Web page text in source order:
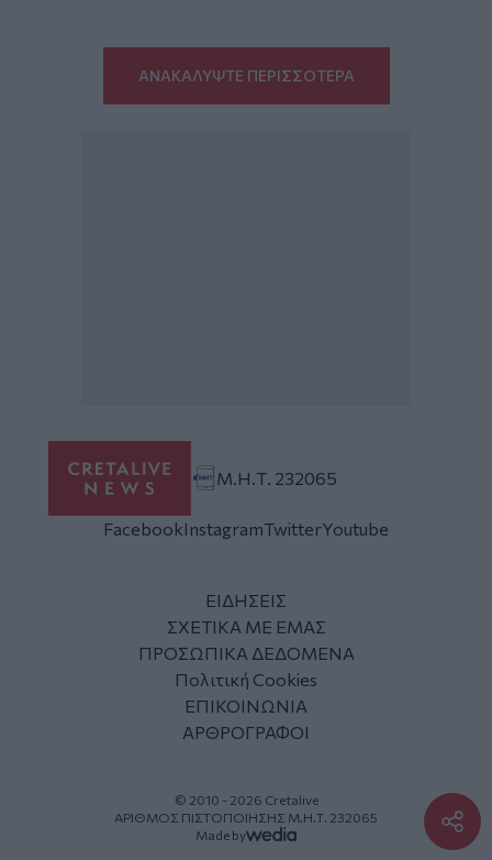
ΑΝΑΚΑΛΥΨΤΕ ΠΕΡΙΣΣΟΤΕΡΑ
Μ.Η.Τ. 232065
FacebookInstagramTwitterYoutube
ΕΙΔΗΣΕΙΣ
ΣΧΕΤΙΚΑ ΜΕ ΕΜΑΣ
ΠΡΟΣΩΠΙΚΑ ΔΕΔΟΜΕΝΑ
Πολιτική Cookies
ΕΠΙΚΟΙΝΩΝΙΑ
ΑΡΘΡΟΓΡΑΦΟΙ
© 2010 - 2026 Cretalive
ΑΡΙΘΜΟΣ ΠΙΣΤΟΠΟΙΗΣΗΣ Μ.Η.Τ. 232065
Made by